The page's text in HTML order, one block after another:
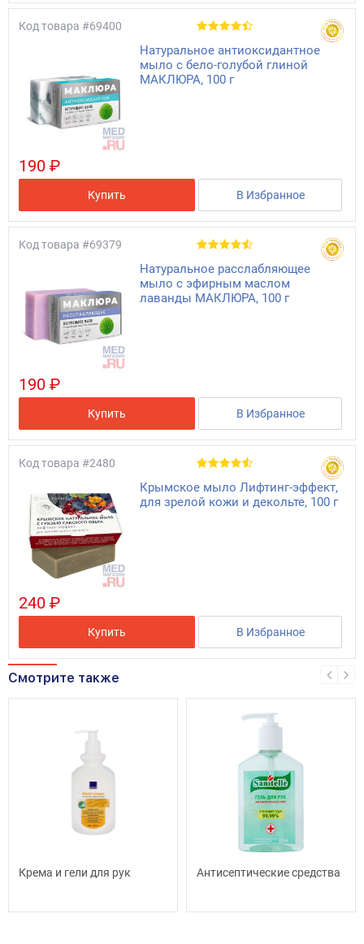
Код товара #69400
Натуральное антиоксидантное
мыло с бело-голубой глиной
МАКЛЮРА, 100 г
190 ₽
Купить В Избранное
Код товара #69379
Натуральное расслабляющее
мыло с эфирным маслом
лаванды МАКЛЮРА, 100 г
190 ₽
Купить В Избранное
Код товара #2480
Крымское мыло Лифтинг-эффект,
для зрелой кожи и декольте, 100 г
240 ₽
Купить В Избранное
Смотрите также
Крема и гели для рук Антисептические средства